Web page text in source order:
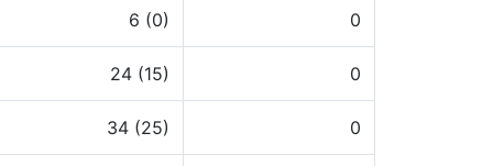
6 (0) 0
24 (15) 0
34 (25) 0